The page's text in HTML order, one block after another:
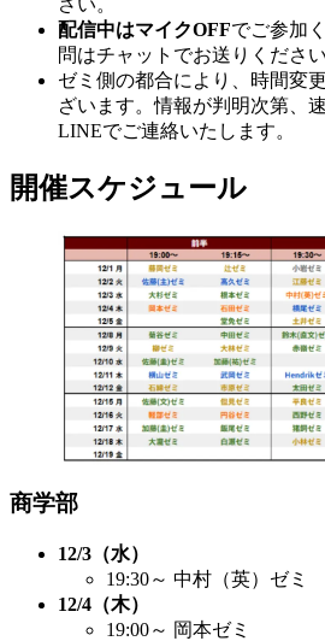
さい。
配信中はマイクOFFでご参加
問はチャットでお送りください
ゼミ側の都合により、時間変
ざいます。情報が判明次第、
LINEでご連絡いたします。
開催スケジュール
商学部
12/3（水）
19:30～ 中村（英）ゼミ
12/4（木）
19:00～ 岡本ゼミ